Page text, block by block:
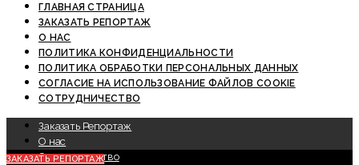
ГЛАВНАЯ СТРАНИЦА
ЗАКАЗАТЬ РЕПОРТАЖ
О НАС
ПОЛИТИКА КОНФИДЕНЦИАЛЬНОСТИ
ПОЛИТИКА ОБРАБОТКИ ПЕРСОНАЛЬНЫХ ДАННЫХ
СОГЛАСИЕ НА ИСПОЛЬЗОВАНИЕ ФАЙЛОВ COOKIE
СОТРУДНИЧЕСТВО
Заказать Репортаж
О нас
Сотрудничество
ЗАКАЗАТЬ РЕПОРТАЖ